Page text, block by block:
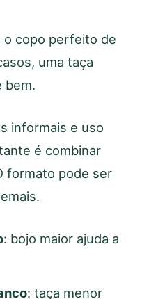
o copo perfeito de
uma taça
bem.
informais e uso
é combinar
formato pode ser
: bojo maior ajuda a
: taça menor